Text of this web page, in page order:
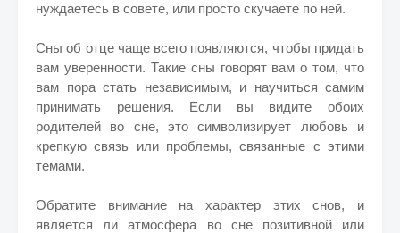
нуждаетесь в совете, или просто скучаете по ней.
Сны об отце чаще всего появляются, чтобы придать
вам уверенности. Такие сны говорят вам о том, что
вам пора стать независимым, и научиться самим
принимать решения. Если вы видите обоих
родителей во сне, это символизирует любовь и
крепкую связь или проблемы, связанные с этими
темами.
Обратите внимание на характер этих снов, и
является ли атмосфера во сне позитивной или